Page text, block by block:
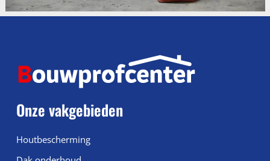
Onze vakgebieden
Houtbescherming